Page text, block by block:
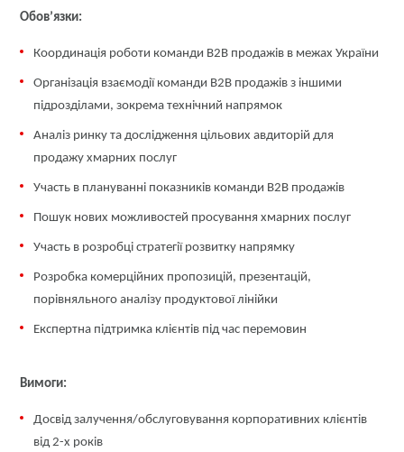
Обов’язки:
Координація роботи команди B2B продажів в межах України
Організація взаємодії команди B2B продажів з іншими
підрозділами, зокрема технічний напрямок
Аналіз ринку та дослідження цільових авдиторій для
продажу хмарних послуг
Участь в плануванні показників команди B2B продажів
Пошук нових можливостей просування хмарних послуг
Участь в розробці стратегії розвитку напрямку
Розробка комерційних пропозицій, презентацій,
порівняльного аналізу продуктової лінійки
Експертна підтримка клієнтів під час перемовин
Вимоги:
Досвід залучення/обслуговування корпоративних клієнтів
від 2-х років